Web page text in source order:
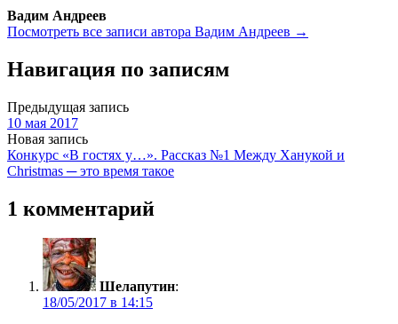
Вадим Андреев
Посмотреть все записи автора Вадим Андреев →
Навигация по записям
Предыдущая запись
10 мая 2017
Новая запись
Конкурс «В гостях у…». Рассказ №1 Между Ханукой и
Christmas ─ это время такое
1 комментарий
Шелапутин:
18/05/2017 в 14:15